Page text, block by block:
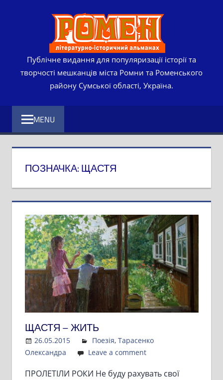
Публічне видання для популяризації історії та
творчості мешканців міста Ромни та Роменського
району Сумської області, Україна.
MENU
ПОЗНАЧКА:ЩАСТЯ
ЩАСТЯ – ЖИТЬ
26.05.2015 Admin
Поезія, Тарасенко
Олександра
Leave a comment
ПРОЛЕТІЛИ РОКИ Не буду рахувать свої